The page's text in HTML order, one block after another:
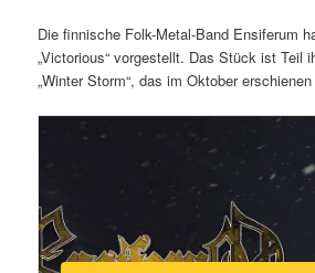
Die finnische Folk-Metal-Band Ensiferum
„Victorious“ vorgestellt. Das Stück ist Teil
„Winter Storm“, das im Oktober